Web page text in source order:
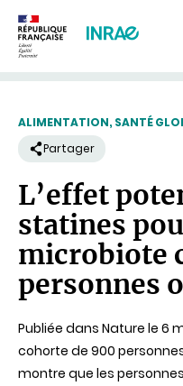
ALIMENTATION, SANTÉ
Partager
L’effet
statines
microbiote
personnes
Publiée dans Nature le 6
cohorte de 900
montre que les